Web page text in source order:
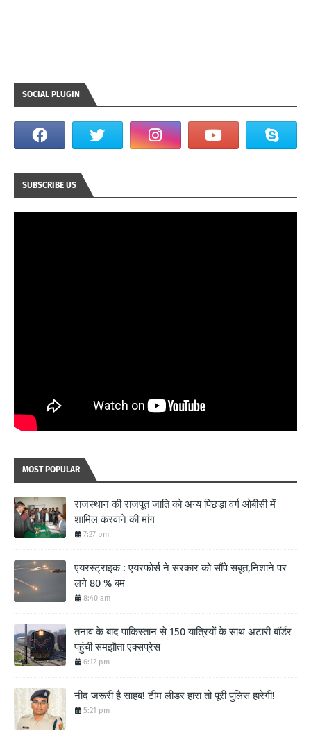
SOCIAL PLUGIN
SUBSCRIBE US
MOST POPULAR
राजस्थान की राजपूत जाति को अन्य पिछड़ा वर्ग ओबीसी में
शामिल करवाने की मांग
7:27 pm
एयरस्ट्राइक : एयरफोर्स ने सरकार को सौंपे सबूत,निशाने पर
लगे 80 % बम
8:40 am
तनाव के बाद पाकिस्तान से 150 यात्रियों के साथ अटारी बॉर्डर
पहुंची समझौता एक्सप्रेस
6:12 pm
नींद जरूरी है साहब! टीम लीडर हारा तो पूरी पुलिस हारेगी!
5:21 pm